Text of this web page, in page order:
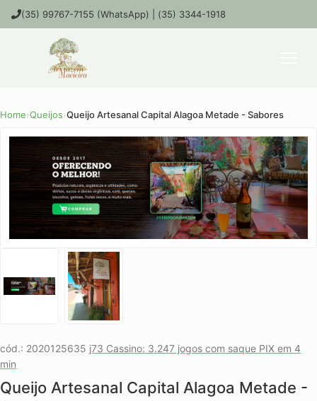
(35) 99767-7155 (WhatsApp) | (35) 3344-1918
Home›Queijos›Queijo Artesanal Capital Alagoa Metade - Sabores
cód.: 2020125635 j73 Cassino: 3.247 jogos com saque PIX em 4
min
Queijo Artesanal Capital Alagoa Metade -